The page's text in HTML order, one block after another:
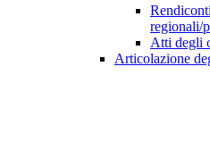
regionali/
Atti degli
Articolazione